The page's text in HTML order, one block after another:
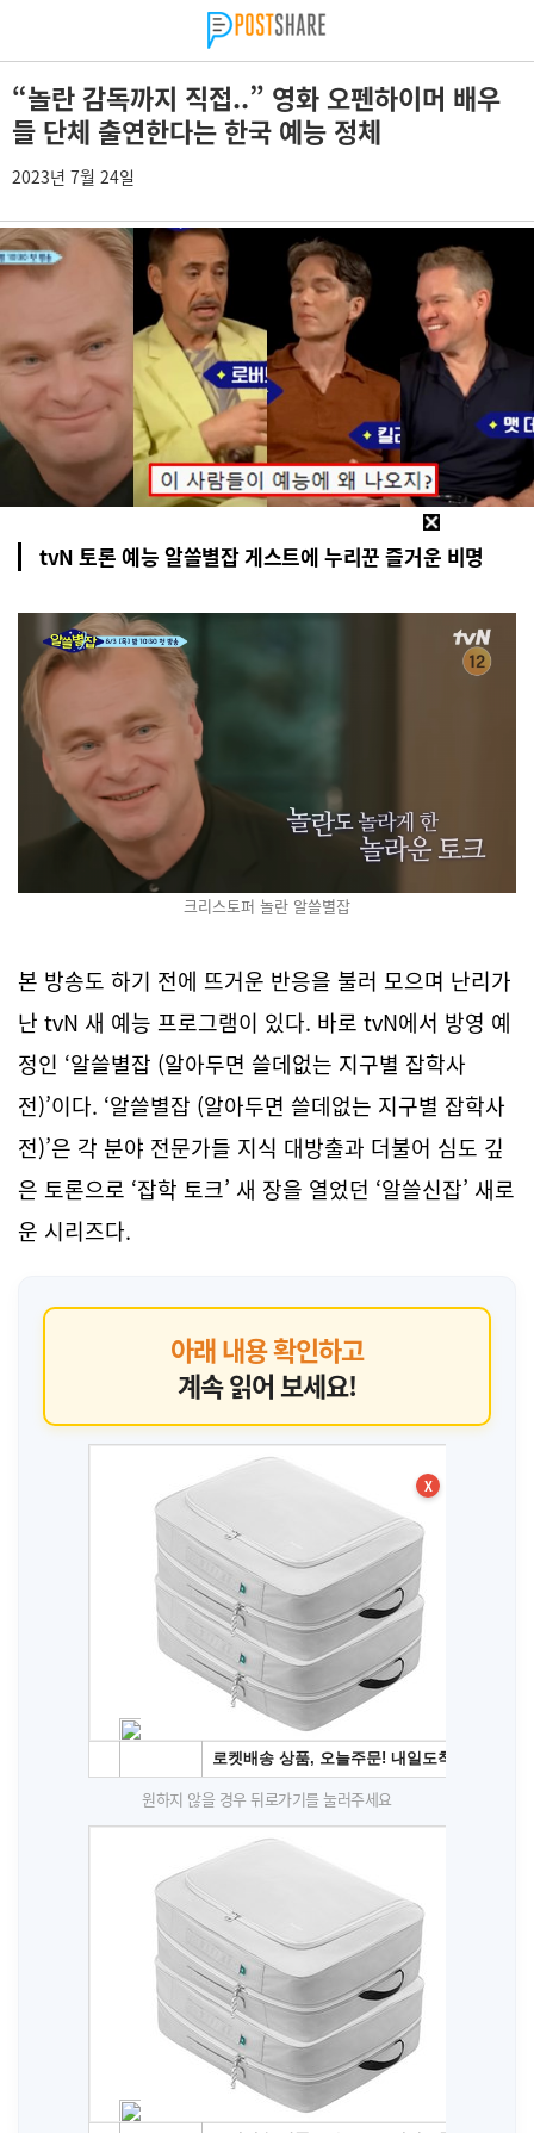
“놀란 감독까지 직접..” 영화 오펜하이머 배우
들 단체 출연한다는 한국 예능 정체
2023년 7월 24일
tvN 토론 예능 알쓸별잡 게스트에 누리꾼 즐거운 비명
크리스토퍼 놀란 알쓸별잡
본 방송도 하기 전에 뜨거운 반응을 불러 모으며 난리가
난 tvN 새 예능 프로그램이 있다. 바로 tvN에서 방영 예
정인 ‘알쓸별잡 (알아두면 쓸데없는 지구별 잡학사
전)’이다. ‘알쓸별잡 (알아두면 쓸데없는 지구별 잡학사
전)’은 각 분야 전문가들 지식 대방출과 더불어 심도 깊
은 토론으로 ‘잡학 토크’ 새 장을 열었던 ‘알쓸신잡’ 새로
운 시리즈다.
아래 내용 확인하고
계속 읽어 보세요!
X
원하지 않을 경우 뒤로가기를 눌러주세요